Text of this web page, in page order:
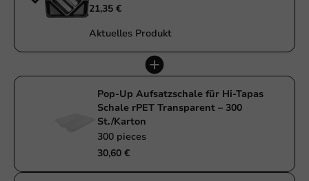
21,35 €
Aktuelles Produkt
Pop-Up Aufsatzschale für Hi-Tapas
Schale rPET Transparent – 300
St./Karton
300 pieces
30,60 €